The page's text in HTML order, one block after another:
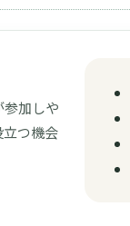
加しや
つ機会